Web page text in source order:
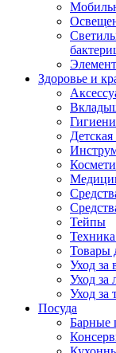
Здоровье и
Тейпы
Товары
Уход за
Уход за
Уход за
Посуда
Барные